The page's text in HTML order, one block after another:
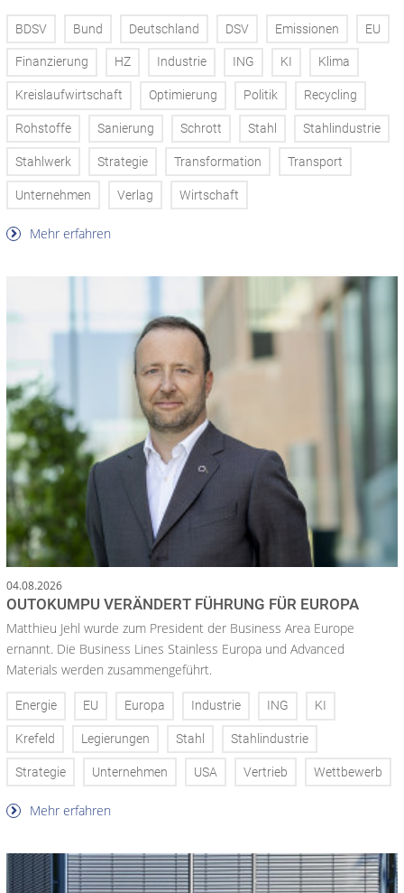
BDSV Bund Deutschland DSV Emissionen EU
Finanzierung HZ Industrie ING KI Klima
Kreislaufwirtschaft Optimierung Politik Recycling
Rohstoffe Sanierung Schrott Stahl Stahlindustrie
Stahlwerk Strategie Transformation Transport
Unternehmen Verlag Wirtschaft
Mehr erfahren
04.08.2026
OUTOKUMPU VERÄNDERT FÜHRUNG FÜR EUROPA
Matthieu Jehl wurde zum President der Business Area Europe
ernannt. Die Business Lines Stainless Europa und Advanced
Materials werden zusammengeführt.
Energie EU Europa Industrie ING KI
Krefeld Legierungen Stahl Stahlindustrie
Strategie Unternehmen USA Vertrieb Wettbewerb
Mehr erfahren